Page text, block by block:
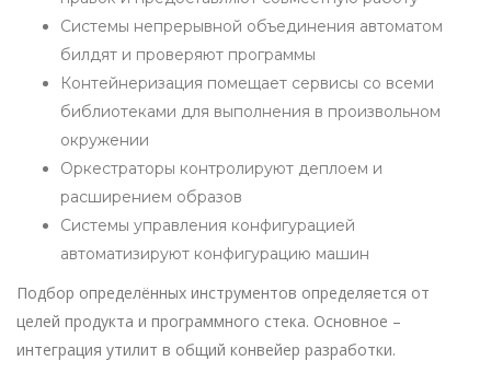
Системы непрерывной объединения автоматом
билдят и проверяют программы
Контейнеризация помещает сервисы со всеми
библиотеками для выполнения в произвольном
окружении
Оркестраторы контролируют деплоем и
расширением образов
Системы управления конфигурацией
автоматизируют конфигурацию машин
Подбор определённых инструментов определяется от
целей продукта и программного стека. Основное –
интеграция утилит в общий конвейер разработки.